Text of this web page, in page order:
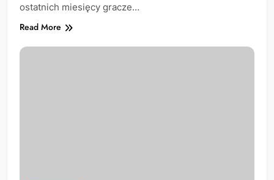
ostatnich miesięcy gracze…
Read More